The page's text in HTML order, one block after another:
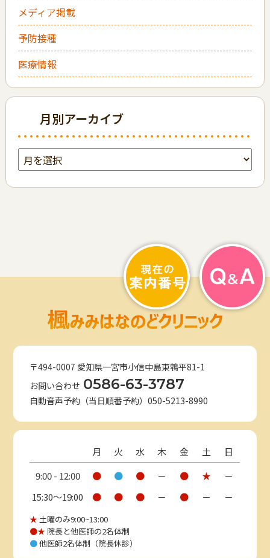
メディア掲載
予防接種
医療情報
月別アーカイブ
〒494-0007 愛知県一宮市小信中島東鵯平81-1
お問い合わせ 0586-63-3787
自動音声予約（当日順番予約）050-5213-8990
月 火 水 木 金 土
日
9:00 - 12:00
● ● ● － ● ★
－
15:30〜19:00
● ● ● － ● － －
★ 土曜のみ9:00~13:00
●★ 院長と他医師の2名体制
●他医師2名体制（院長休診）